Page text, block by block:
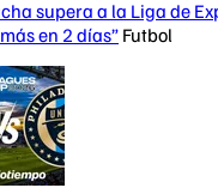
supera a la Liga de
en 2 días”Futbol